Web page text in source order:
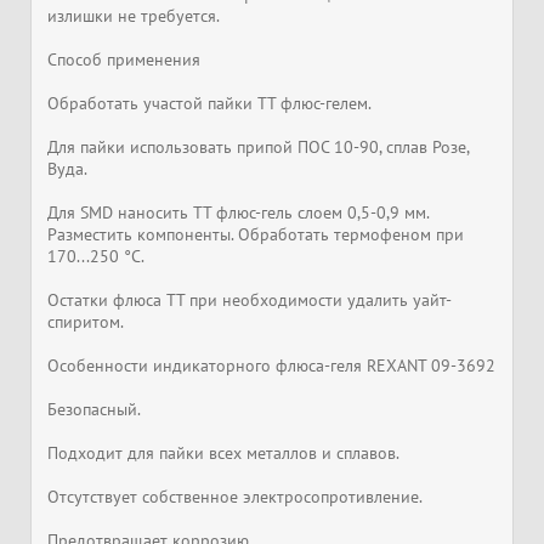
излишки не требуется.
Способ применения
Обработать участой пайки ТТ флюс-гелем.
Для пайки использовать припой ПОС 10-90, сплав Розе,
Вуда.
Для SMD наносить ТТ флюс-гель слоем 0,5-0,9 мм.
Разместить компоненты. Обработать термофеном при
170...250 °С.
Остатки флюса ТТ при необходимости удалить уайт-
спиритом.
Особенности индикаторного флюса-геля REXANT 09-3692
Безопасный.
Подходит для пайки всех металлов и сплавов.
Отсутствует собственное электросопротивление.